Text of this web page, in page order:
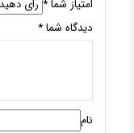
امتیاز شما*
دیدگاه شما*
نام